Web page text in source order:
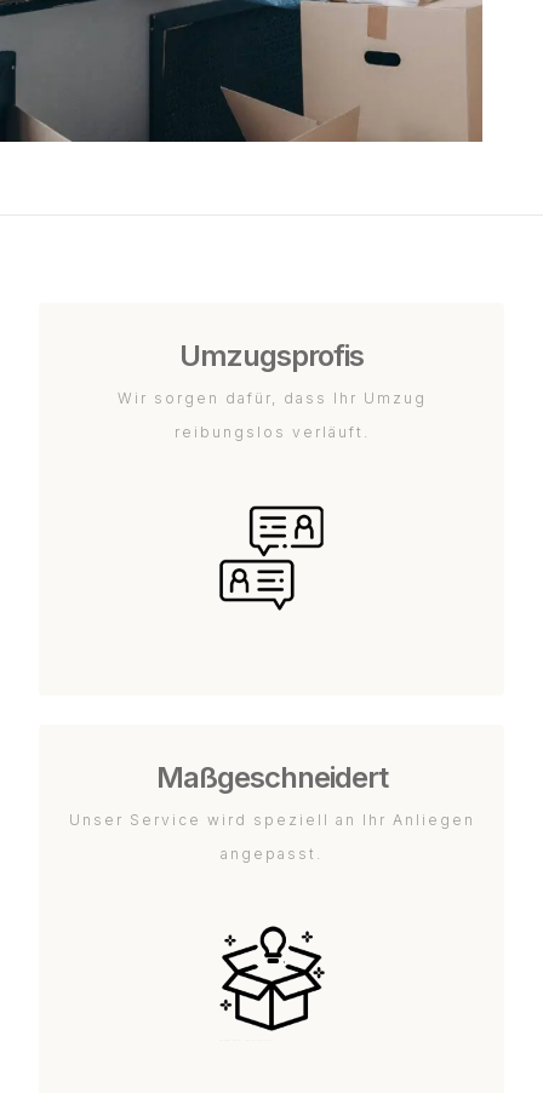
Umzugsprofis
Wir sorgen dafür, dass Ihr Umzug
reibungslos verläuft.
Maßgeschneidert
Unser Service wird speziell an Ihr Anliegen
angepasst.